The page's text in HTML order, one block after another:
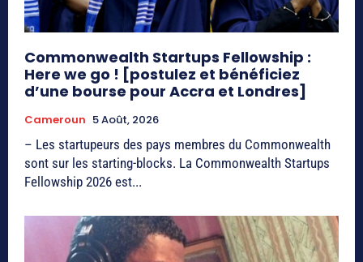
Commonwealth Startups Fellowship :
Here we go ! [postulez et bénéficiez
d’une bourse pour Accra et Londres]
Cameroun 5 Août, 2026
– Les startupeurs des pays membres du Commonwealth
sont sur les starting-blocks. La Commonwealth Startups
Fellowship 2026 est...